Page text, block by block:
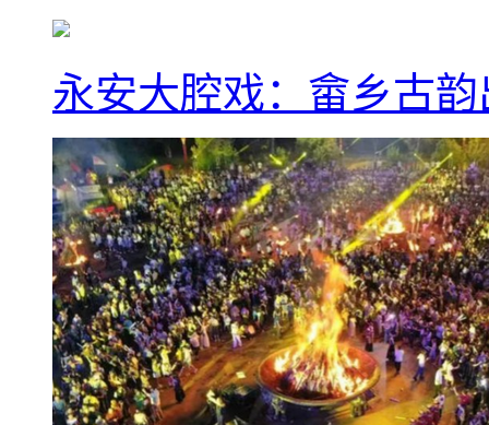
永安大腔戏：畲乡古